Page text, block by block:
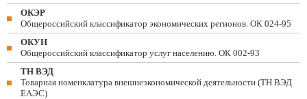
ОКЭР
Общероссийский классификатор экономических регионов. ОК 024-95
ОКУН
Общероссийский классификатор услуг населению. ОК 002-93
ТН ВЭД
Товарная номенклатура внешнеэкономической деятельности (ТН ВЭД
ЕАЭС)